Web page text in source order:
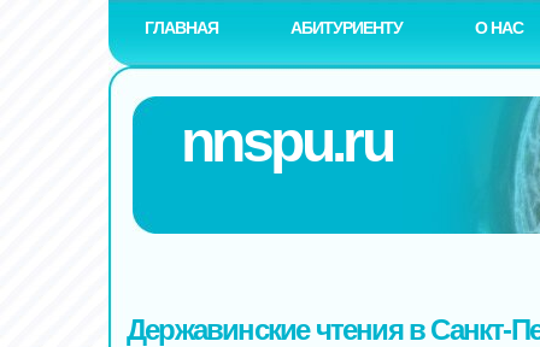
ГЛАВНАЯ АБИТУРИЕНТУ О НАС
nnspu.ru
Державинские чтения в Санкт-